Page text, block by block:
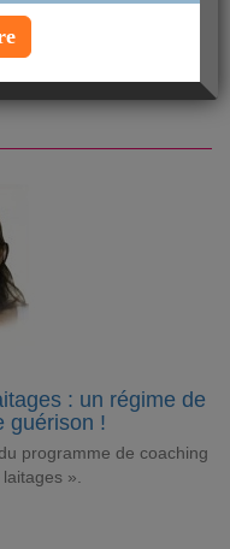
allergie au gluten... et la
repérer les symptômes
pour la déjouer.
: un régime de
guérison !
programme de coaching
».